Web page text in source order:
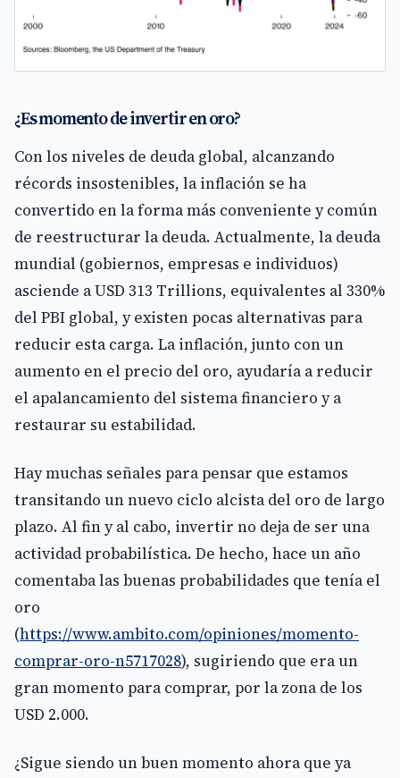
¿Es momento de invertir en oro?
Con los niveles de deuda global, alcanzando
récords insostenibles, la inflación se ha
convertido en la forma más conveniente y común
de reestructurar la deuda. Actualmente, la deuda
mundial (gobiernos, empresas e individuos)
asciende a USD 313 Trillions, equivalentes al 330%
del PBI global, y existen pocas alternativas para
reducir esta carga. La inflación, junto con un
aumento en el precio del oro, ayudaría a reducir
el apalancamiento del sistema financiero y a
restaurar su estabilidad.
Hay muchas señales para pensar que estamos
transitando un nuevo ciclo alcista del oro de largo
plazo. Al fin y al cabo, invertir no deja de ser una
actividad probabilística. De hecho, hace un año
comentaba las buenas probabilidades que tenía el
oro
(https://www.ambito.com/opiniones/momento-
comprar-oro-n5717028), sugiriendo que era un
gran momento para comprar, por la zona de los
USD 2.000.
¿Sigue siendo un buen momento ahora que ya